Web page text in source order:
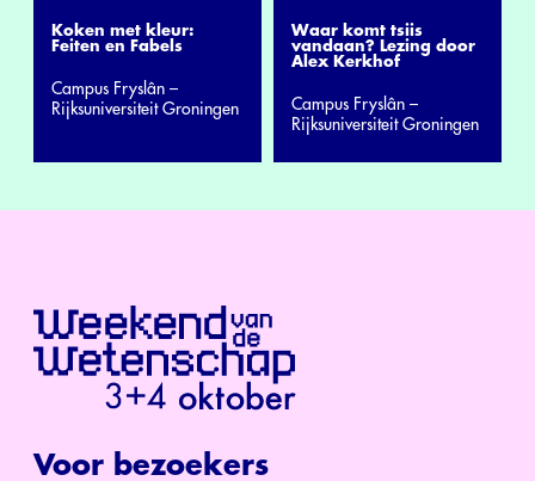
Koken met kleur:
Feiten en Fabels
Campus Fryslân –
Rijksuniversiteit Groningen
Waar komt tsiis
vandaan? Lezing door
Alex Kerkhof
Campus Fryslân –
Rijksuniversiteit Groningen
Voor bezoekers